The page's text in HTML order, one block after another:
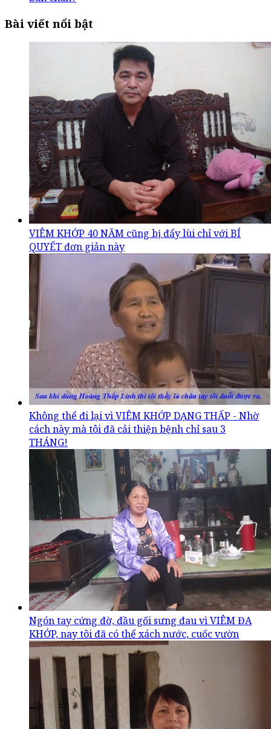
Bài viết nổi bật
VIÊM KHỚP 40 NĂM cũng bị đẩy lùi chỉ với BÍ
QUYẾT đơn giản này
Không thể đi lại vì VIÊM KHỚP DẠNG THẤP - Nhờ
cách này mà tôi đã cải thiện bệnh chỉ sau 3
THÁNG!
Ngón tay cứng đờ, đầu gối sưng đau vì VIÊM ĐA
KHỚP, nay tôi đã có thể xách nước, cuốc vườn